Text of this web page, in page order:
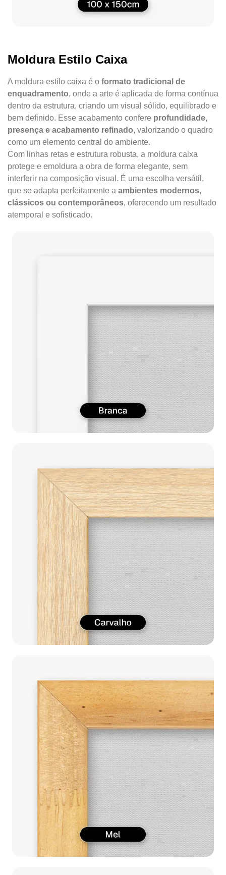
Moldura Estilo Caixa
A moldura estilo caixa é o formato tradicional de
enquadramento, onde a arte é aplicada de forma contínua
dentro da estrutura, criando um visual sólido, equilibrado e
bem definido. Esse acabamento confere profundidade,
presença e acabamento refinado, valorizando o quadro
como um elemento central do ambiente.
Com linhas retas e estrutura robusta, a moldura caixa
protege e emoldura a obra de forma elegante, sem
interferir na composição visual. É uma escolha versátil,
que se adapta perfeitamente a ambientes modernos,
clássicos ou contemporâneos, oferecendo um resultado
atemporal e sofisticado.